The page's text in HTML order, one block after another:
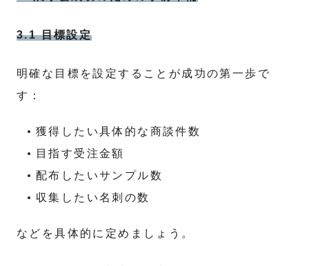
3.1 目標設定
明確な目標を設定することが成功の第一歩で
す：
獲得したい具体的な商談件数
目指す受注金額
配布したいサンプル数
収集したい名刺の数
などを具体的に定めましょう。